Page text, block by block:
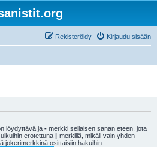
Kirjaudu sisään
Rekisteröidy
löydyttävä ja - merkki sellaisen sanan eteen, jota
erotettuna |-merkillä, mikäli vain yhden
jokerimerkkinä osittaisiin hakuihin.